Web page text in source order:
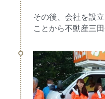
その後、会社を設
ことから不動産三